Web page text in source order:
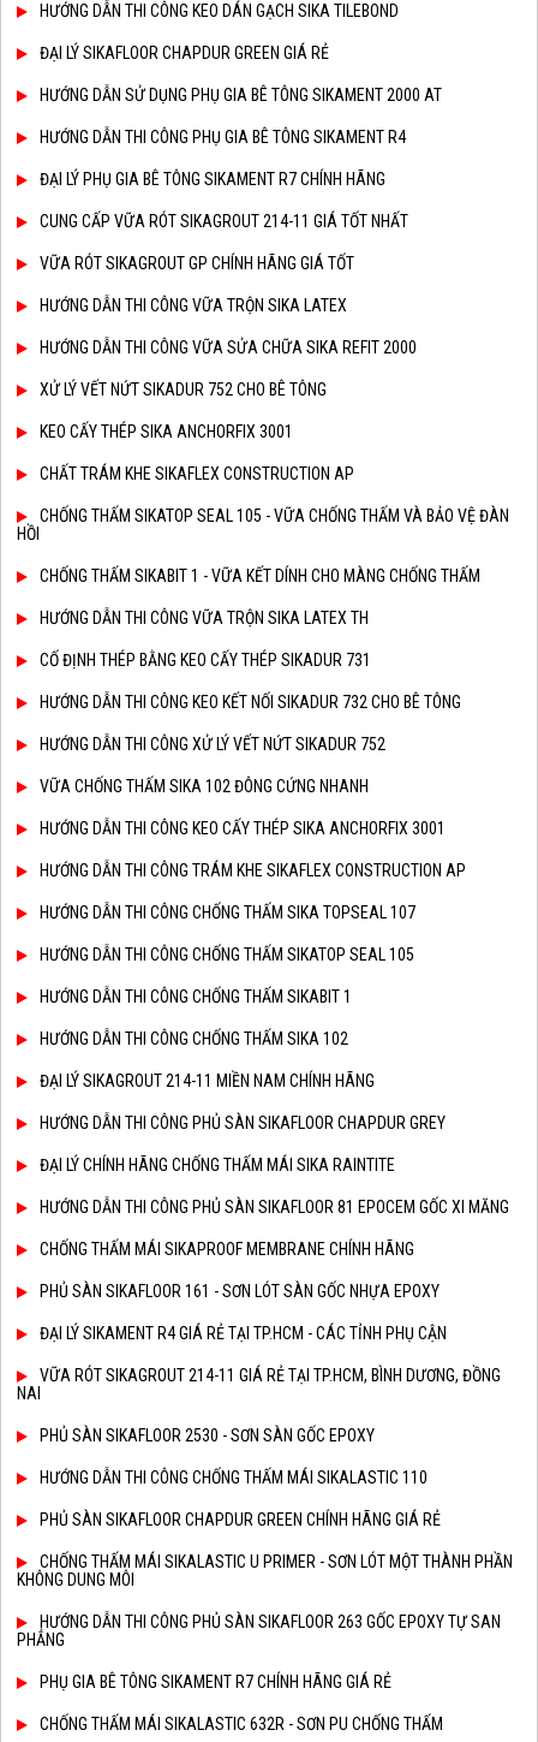
HƯỚNG DẪN THI CÔNG KEO DÁN GẠCH SIKA TILEBOND
ĐẠI LÝ SIKAFLOOR CHAPDUR GREEN GIÁ RẺ
HƯỚNG DẪN SỬ DỤNG PHỤ GIA BÊ TÔNG SIKAMENT 2000 AT
HƯỚNG DẪN THI CÔNG PHỤ GIA BÊ TÔNG SIKAMENT R4
ĐẠI LÝ PHỤ GIA BÊ TÔNG SIKAMENT R7 CHÍNH HÃNG
CUNG CẤP VỮA RÓT SIKAGROUT 214-11 GIÁ TỐT NHẤT
VỮA RÓT SIKAGROUT GP CHÍNH HÃNG GIÁ TỐT
HƯỚNG DẪN THI CÔNG VỮA TRỘN SIKA LATEX
HƯỚNG DẪN THI CÔNG VỮA SỬA CHỮA SIKA REFIT 2000
XỬ LÝ VẾT NỨT SIKADUR 752 CHO BÊ TÔNG
KEO CẤY THÉP SIKA ANCHORFIX 3001
CHẤT TRÁM KHE SIKAFLEX CONSTRUCTION AP
CHỐNG THẤM SIKATOP SEAL 105 - VỮA CHỐNG THẤM VÀ BẢO VỆ ĐÀN
HỒI
CHỐNG THẤM SIKABIT 1 - VỮA KẾT DÍNH CHO MÀNG CHỐNG THẤM
HƯỚNG DẪN THI CÔNG VỮA TRỘN SIKA LATEX TH
CỐ ĐỊNH THÉP BẰNG KEO CẤY THÉP SIKADUR 731
HƯỚNG DẪN THI CÔNG KEO KẾT NỐI SIKADUR 732 CHO BÊ TÔNG
HƯỚNG DẪN THI CÔNG XỬ LÝ VẾT NỨT SIKADUR 752
VỮA CHỐNG THẤM SIKA 102 ĐÔNG CỨNG NHANH
HƯỚNG DẪN THI CÔNG KEO CẤY THÉP SIKA ANCHORFIX 3001
HƯỚNG DẪN THI CÔNG TRÁM KHE SIKAFLEX CONSTRUCTION AP
HƯỚNG DẪN THI CÔNG CHỐNG THẤM SIKA TOPSEAL 107
HƯỚNG DẪN THI CÔNG CHỐNG THẤM SIKATOP SEAL 105
HƯỚNG DẪN THI CÔNG CHỐNG THẤM SIKABIT 1
HƯỚNG DẪN THI CÔNG CHỐNG THẤM SIKA 102
ĐẠI LÝ SIKAGROUT 214-11 MIỀN NAM CHÍNH HÃNG
HƯỚNG DẪN THI CÔNG PHỦ SÀN SIKAFLOOR CHAPDUR GREY
ĐẠI LÝ CHÍNH HÃNG CHỐNG THẤM MÁI SIKA RAINTITE
HƯỚNG DẪN THI CÔNG PHỦ SÀN SIKAFLOOR 81 EPOCEM GỐC XI MĂNG
CHỐNG THẤM MÁI SIKAPROOF MEMBRANE CHÍNH HÃNG
PHỦ SÀN SIKAFLOOR 161 - SƠN LÓT SÀN GỐC NHỰA EPOXY
ĐẠI LÝ SIKAMENT R4 GIÁ RẺ TẠI TP.HCM - CÁC TỈNH PHỤ CẬN
VỮA RÓT SIKAGROUT 214-11 GIÁ RẺ TẠI TP.HCM, BÌNH DƯƠNG, ĐỒNG
NAI
PHỦ SÀN SIKAFLOOR 2530 - SƠN SÀN GỐC EPOXY
HƯỚNG DẪN THI CÔNG CHỐNG THẤM MÁI SIKALASTIC 110
PHỦ SÀN SIKAFLOOR CHAPDUR GREEN CHÍNH HÃNG GIÁ RẺ
CHỐNG THẤM MÁI SIKALASTIC U PRIMER - SƠN LÓT MỘT THÀNH PHẦN
KHÔNG DUNG MÔI
HƯỚNG DẪN THI CÔNG PHỦ SÀN SIKAFLOOR 263 GỐC EPOXY TỰ SAN
PHẲNG
PHỤ GIA BÊ TÔNG SIKAMENT R7 CHÍNH HÃNG GIÁ RẺ
CHỐNG THẤM MÁI SIKALASTIC 632R - SƠN PU CHỐNG THẤM